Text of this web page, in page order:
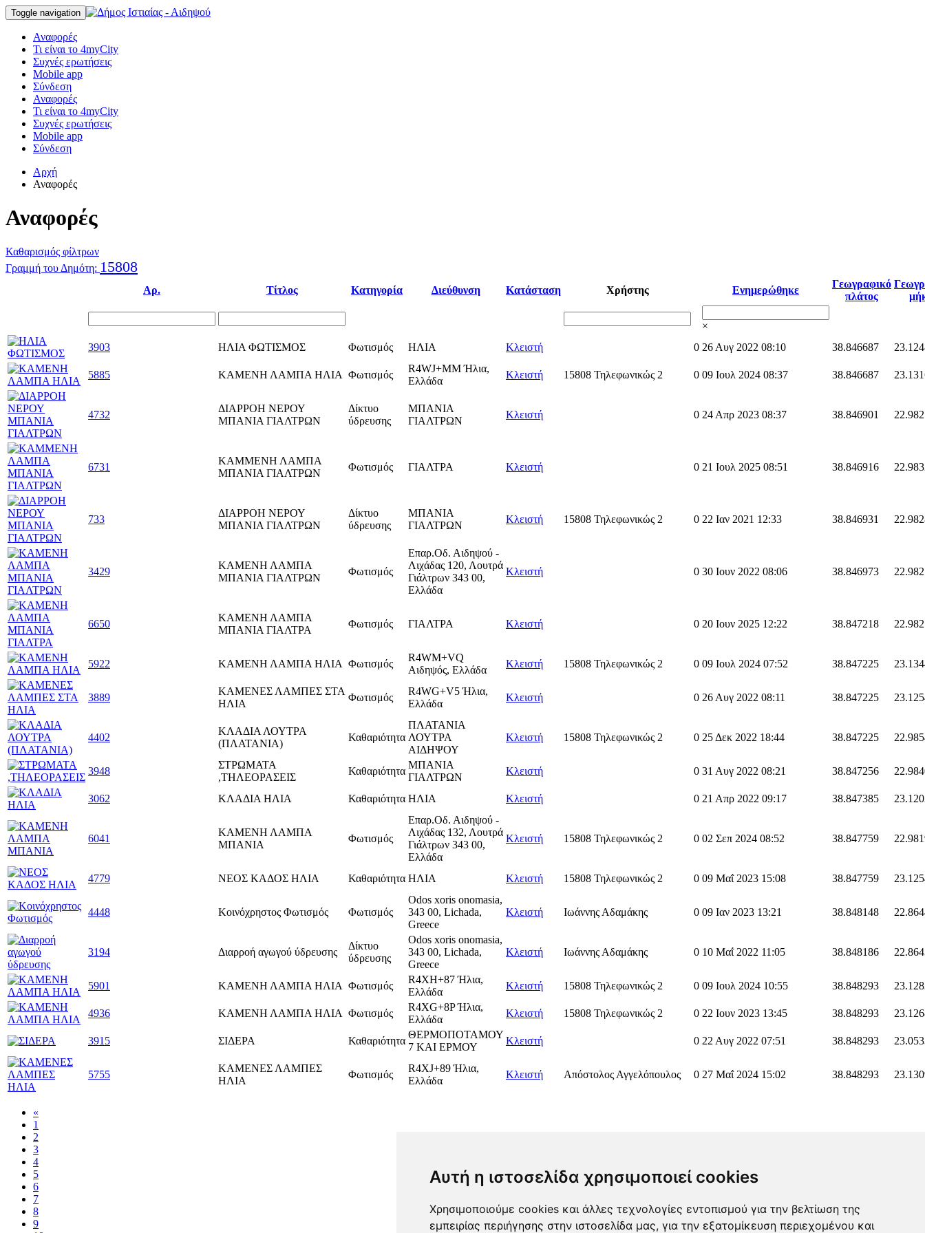
Αυτή η ιστοσελίδα χρησιμοποιεί cookies
Χρησιμοποιούμε cookies και άλλες τεχνολογίες εντοπισμού για την βελτίωση της
εμπειρίας περιήγησης στην ιστοσελίδα μας, για την εξατομίκευση περιεχομένου και
Toggle navigation
Αναφορές
Τι είναι το 4myCity
Συχνές ερωτήσεις
Mobile app
Σύνδεση
Αναφορές
Τι είναι το 4myCity
Συχνές ερωτήσεις
Mobile app
Σύνδεση
Αρχή
Αναφορές
Αναφορές
Καθαρισμός φίλτρων
Γραμμή του Δημότη: 15808
Αρ. Τίτλος Κατηγορία Διεύθυνση Κατάσταση Χρήστης Ενημερώθηκε
Γεωγραφικό
πλάτος
×
3903
ΗΛΙΑ ΦΩΤΙΣΜΟΣ Φωτισμός ΗΛΙΑ Κλειστή 0 26 Αυγ 2022 08:10 38.846687
5885 ΚΑΜΕΝΗ ΛΑΜΠΑ ΗΛΙΑ Φωτισμός
R4WJ+MM Ήλια,
Ελλάδα
Κλειστή 15808 Τηλεφωνικώς 2 0 09 Ιουλ 2024 08:37 38.846687
4732
ΔΙΑΡΡΟΗ ΝΕΡΟΥ
ΜΠΑΝΙΑ ΓΙΑΛΤΡΩΝ
Δίκτυο
ύδρευσης
ΜΠΑΝΙΑ
ΓΙΑΛΤΡΩΝ
Κλειστή 0 24 Απρ 2023 08:37 38.846901
6731
ΚΑΜΜΕΝΗ ΛΑΜΠΑ
ΜΠΑΝΙΑ ΓΙΑΛΤΡΩΝ
Φωτισμός ΓΙΑΛΤΡΑ Κλειστή 0 21 Ιουλ 2025 08:51 38.846916
733
ΔΙΑΡΡΟΗ ΝΕΡΟΥ
ΜΠΑΝΙΑ ΓΙΑΛΤΡΩΝ
Δίκτυο
ύδρευσης
ΜΠΑΝΙΑ
ΓΙΑΛΤΡΩΝ
Κλειστή 15808 Τηλεφωνικώς 2 0 22 Ιαν 2021 12:33 38.846931
3429
ΚΑΜΕΝΗ ΛΑΜΠΑ
ΜΠΑΝΙΑ ΓΙΑΛΤΡΩΝ
Φωτισμός
Επαρ.Οδ. Αιδηψού -
Λιχάδας 120, Λουτρά
Γιάλτρων 343 00,
Ελλάδα
Κλειστή 0 30 Ιουν 2022 08:06 38.846973
6650
ΚΑΜΕΝΗ ΛΑΜΠΑ
ΜΠΑΝΙΑ ΓΙΑΛΤΡΑ
Φωτισμός ΓΙΑΛΤΡΑ Κλειστή 0 20 Ιουν 2025 12:22 38.847218
5922 ΚΑΜΕΝΗ ΛΑΜΠΑ ΗΛΙΑ Φωτισμός
R4WM+VQ
Αιδηψός, Ελλάδα
Κλειστή 15808 Τηλεφωνικώς 2 0 09 Ιουλ 2024 07:52 38.847225
3889
ΚΑΜΕΝΕΣ ΛΑΜΠΕΣ ΣΤΑ
ΗΛΙΑ
Φωτισμός
R4WG+V5 Ήλια,
Ελλάδα
Κλειστή 0 26 Αυγ 2022 08:11 38.847225
4402
ΚΛΑΔΙΑ ΛΟΥΤΡΑ
(ΠΛΑΤΑΝΙΑ)
Καθαριότητα
ΠΛΑΤΑΝΙΑ
ΛΟΥΤΡΑ
ΑΙΔΗΨΟΥ
Κλειστή 15808 Τηλεφωνικώς 2 0 25 Δεκ 2022 18:44 38.847225
3948
ΣΤΡΩΜΑΤΑ
,ΤΗΛΕΟΡΑΣΕΙΣ
Καθαριότητα
ΜΠΑΝΙΑ
ΓΙΑΛΤΡΩΝ
Κλειστή 0 31 Αυγ 2022 08:21 38.847256
3062 ΚΛΑΔΙΑ ΗΛΙΑ Καθαριότητα ΗΛΙΑ Κλειστή 0 21 Απρ 2022 09:17 38.847385
6041
ΚΑΜΕΝΗ ΛΑΜΠΑ
ΜΠΑΝΙΑ
Φωτισμός
Επαρ.Οδ. Αιδηψού -
Λιχάδας 132, Λουτρά
Γιάλτρων 343 00,
Ελλάδα
Κλειστή 15808 Τηλεφωνικώς 2 0 02 Σεπ 2024 08:52 38.847759
4779 ΝΕΟΣ ΚΑΔΟΣ ΗΛΙΑ Καθαριότητα ΗΛΙΑ Κλειστή 15808 Τηλεφωνικώς 2 0 09 Μαΐ 2023 15:08 38.847759
4448 Κοινόχρηστος Φωτισμός Φωτισμός
Οdos xoris onomasia,
343 00, Lichada,
Greece
Κλειστή Ιωάννης Αδαμάκης 0 09 Ιαν 2023 13:21 38.848148
3194 Διαρροή αγωγού ύδρευσης
Δίκτυο
ύδρευσης
Οdos xoris onomasia,
343 00, Lichada,
Greece
Κλειστή Ιωάννης Αδαμάκης 0 10 Μαΐ 2022 11:05 38.848186
5901 ΚΑΜΕΝΗ ΛΑΜΠΑ ΗΛΙΑ Φωτισμός
R4XH+87 Ήλια,
Ελλάδα
Κλειστή 15808 Τηλεφωνικώς 2 0 09 Ιουλ 2024 10:55 38.848293
4936 ΚΑΜΕΝΗ ΛΑΜΠΑ ΗΛΙΑ Φωτισμός
R4XG+8P Ήλια,
Ελλάδα
Κλειστή 15808 Τηλεφωνικώς 2 0 22 Ιουν 2023 13:45 38.848293
3915 ΣΙΔΕΡΑ Καθαριότητα
ΘΕΡΜΟΠΟΤΑΜΟΥ
7 ΚΑΙ ΕΡΜΟΥ
Κλειστή 0 22 Αυγ 2022 07:51 38.848293
5755
ΚΑΜΕΝΕΣ ΛΑΜΠΕΣ
ΗΛΙΑ
Φωτισμός
R4XJ+89 Ήλια,
Ελλάδα
Κλειστή Απόστολος Αγγελόπουλος 0 27 Μαΐ 2024 15:02 38.848293
«
1
2
3
4
5
6
7
8
9